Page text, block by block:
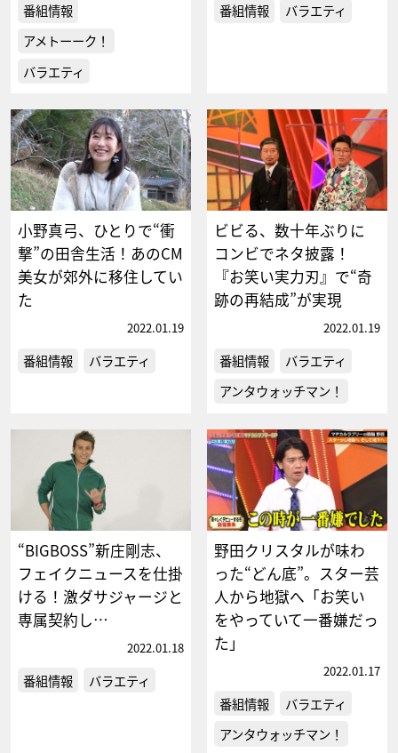
番組情報
アメトーーク！
バラエティ
番組情報 バラエティ
小野真弓、ひとりで“衝
撃”の田舎生活！あのCM
美女が郊外に移住してい
た
2022.01.19
番組情報 バラエティ
ビビる、数十年ぶりに
コンビでネタ披露！
『お笑い実力刃』で“奇
跡の再結成”が実現
2022.01.19
番組情報
バラエティ
アンタウォッチマン！
“BIGBOSS”新庄剛志、
フェイクニュースを仕掛
ける！激ダサジャージと
専属契約し…
2022.01.18
番組情報 バラエティ
野田クリスタルが味わ
った“どん底”。スター芸
人から地獄へ「お笑い
をやっていて一番嫌だっ
た」
2022.01.17
番組情報
バラエティ
アンタウォッチマン！